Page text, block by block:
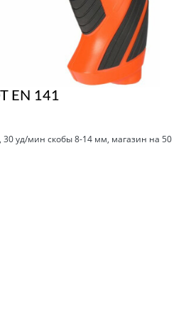
EN 141
30 уд/мин скобы 8-14 мм, магазин на 50